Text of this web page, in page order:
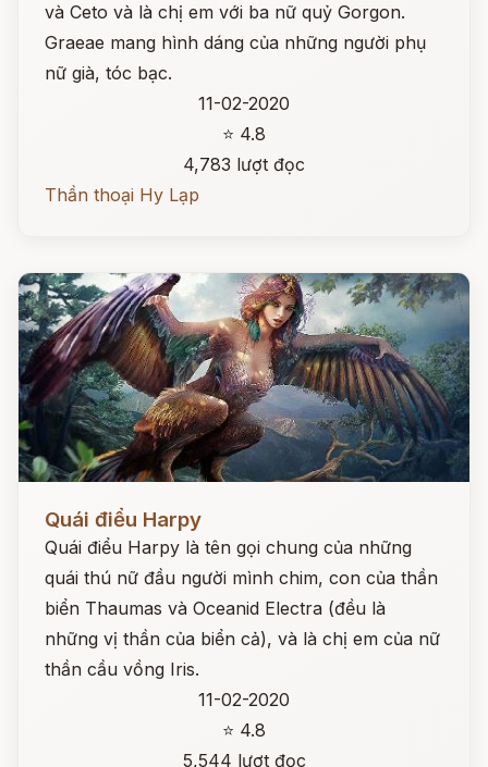
và Ceto và là chị em với ba nữ quỷ Gorgon.
Graeae mang hình dáng của những người phụ
nữ già, tóc bạc.
11-02-2020
⭐ 4.8
4,783 lượt đọc
Thần thoại Hy Lạp
Quái điểu Harpy
Quái điểu Harpy là tên gọi chung của những
quái thú nữ đầu người mình chim, con của thần
biển Thaumas và Oceanid Electra (đều là
những vị thần của biển cả), và là chị em của nữ
thần cầu vồng Iris.
11-02-2020
⭐ 4.8
5,544 lượt đọc